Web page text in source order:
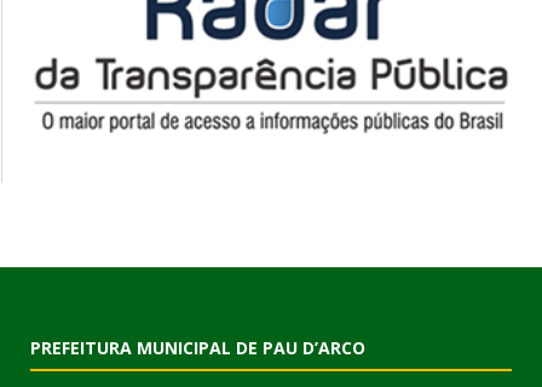
PREFEITURA MUNICIPAL DE PAU D’ARCO